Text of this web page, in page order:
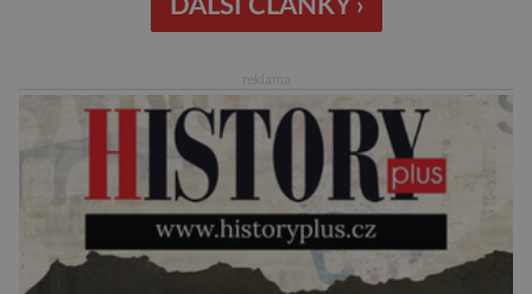
Jaké jsou nejčastější příčiny nedochvilnosti? A
DALŠÍ ČLÁNKY ›